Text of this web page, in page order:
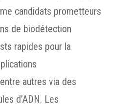
candidats prometteurs
de biodétection
rapides pour la
autres via des
d’ADN. Les